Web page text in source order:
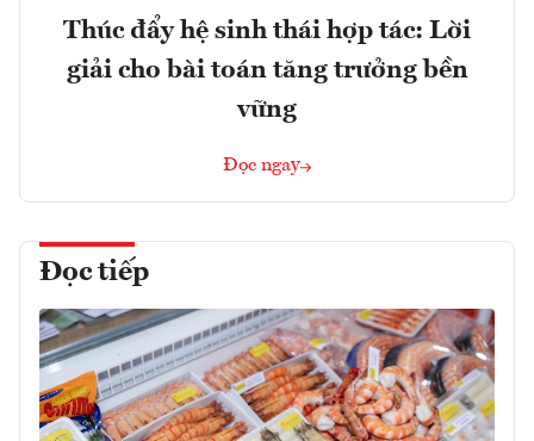
Thúc đẩy hệ sinh thái hợp tác: Lời
giải cho bài toán tăng trưởng bền
vững
Đọc ngay
Đọc tiếp